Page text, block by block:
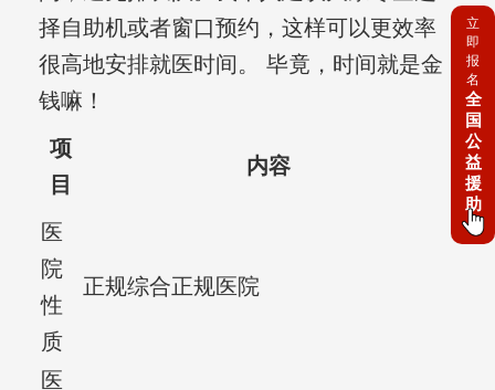
择自助机或者窗口预约，这样可以更效率
很高地安排就医时间。 毕竟，时间就是金
钱嘛！
项
目
内容
医
院
性
质
正规综合正规医院
医
立
即
报
名
全
国
公
益
援
助